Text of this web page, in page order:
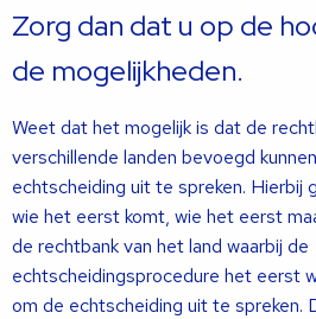
Zorg dan dat u op de
de mogelijkheden.
Weet dat het mogelijk is dat de
verschillende landen bevoegd
echtscheiding uit te spreken. Hierbij
wie het eerst komt, wie het eerst
de rechtbank van het land waarbij de
echtscheidingsprocedure het eerst
om de echtscheiding uit te spreken.